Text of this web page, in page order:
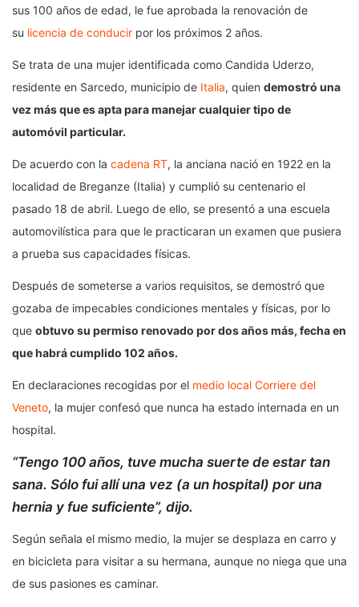
sus 100 años de edad, le fue aprobada la renovación de
su licencia de conducir por los próximos 2 años.
Se trata de una mujer identificada como Candida Uderzo,
residente en Sarcedo, municipio de Italia, quien demostró una
vez más que es apta para manejar cualquier tipo de
automóvil particular.
De acuerdo con la cadena RT, la anciana nació en 1922 en la
localidad de Breganze (Italia) y cumplió su centenario el
pasado 18 de abril. Luego de ello, se presentó a una escuela
automovilística para que le practicaran un examen que pusiera
a prueba sus capacidades físicas.
Después de someterse a varios requisitos, se demostró que
gozaba de impecables condiciones mentales y físicas, por lo
que obtuvo su permiso renovado por dos años más, fecha en
que habrá cumplido 102 años.
En declaraciones recogidas por el medio local Corriere del
Veneto, la mujer confesó que nunca ha estado internada en un
hospital.
“Tengo 100 años, tuve mucha suerte de estar tan
sana. Sólo fui allí una vez (a un hospital) por una
hernia y fue suficiente”, dijo.
Según señala el mismo medio, la mujer se desplaza en carro y
en bicicleta para visitar a su hermana, aunque no niega que una
de sus pasiones es caminar.